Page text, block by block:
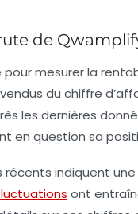
de
mesurer la
du chiffre
les dernières
en question sa
récents indiquent
ont